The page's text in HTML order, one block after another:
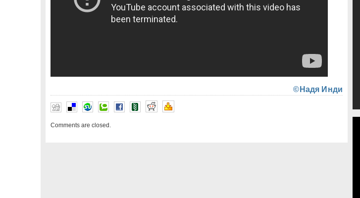
©Надя Инди
Comments are closed.